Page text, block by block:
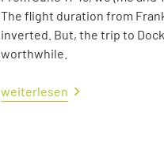
The flight duration from
inverted. But, the trip to
worthwhile.
weiterlesen